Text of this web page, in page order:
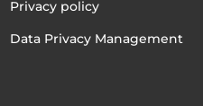
Privacy policy
Data Privacy Management